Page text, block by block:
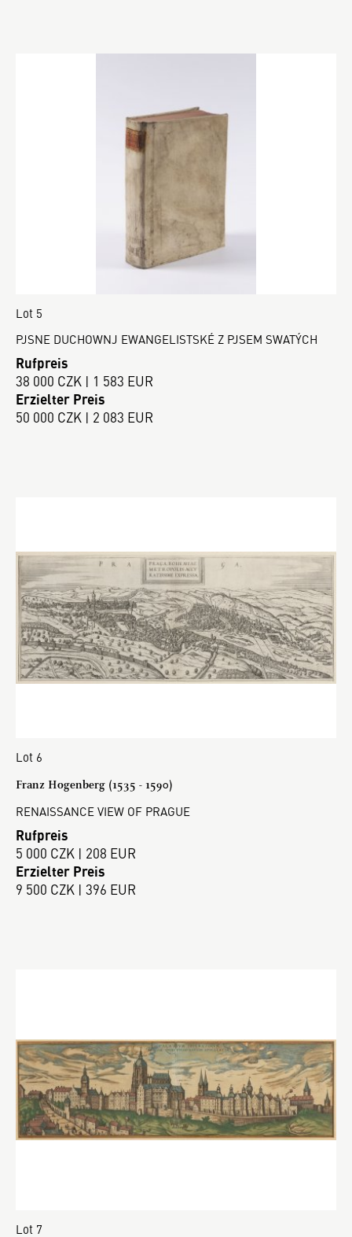
Lot 5
PJSNE DUCHOWNJ EWANGELISTSKÉ Z PJSEM SWATÝCH
Rufpreis
38 000 CZK | 1 583 EUR
Erzielter Preis
50 000 CZK | 2 083 EUR
Lot 6
Franz Hogenberg (1535 - 1590)
RENAISSANCE VIEW OF PRAGUE
Rufpreis
5 000 CZK | 208 EUR
Erzielter Preis
9 500 CZK | 396 EUR
Lot 7